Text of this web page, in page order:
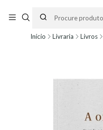
partir do dia 11 de Agosto, às 10H.
Início Livraria Livros